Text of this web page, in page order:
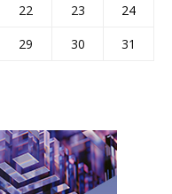
22 23
24
29 30
31